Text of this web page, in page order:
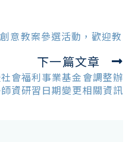
意教案參選活動，歡迎教
下一篇文章
會福利事業基金會調整辦
資研習日期變更相關資訊